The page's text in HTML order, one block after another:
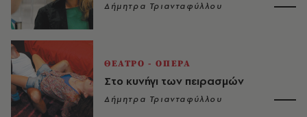
Δήμητρα Τριανταφύλλου
ΘΕΑΤΡΟ - ΟΠΕΡΑ
Στο κυνήγι των πειρασμών
Δήμητρα Τριανταφύλλου